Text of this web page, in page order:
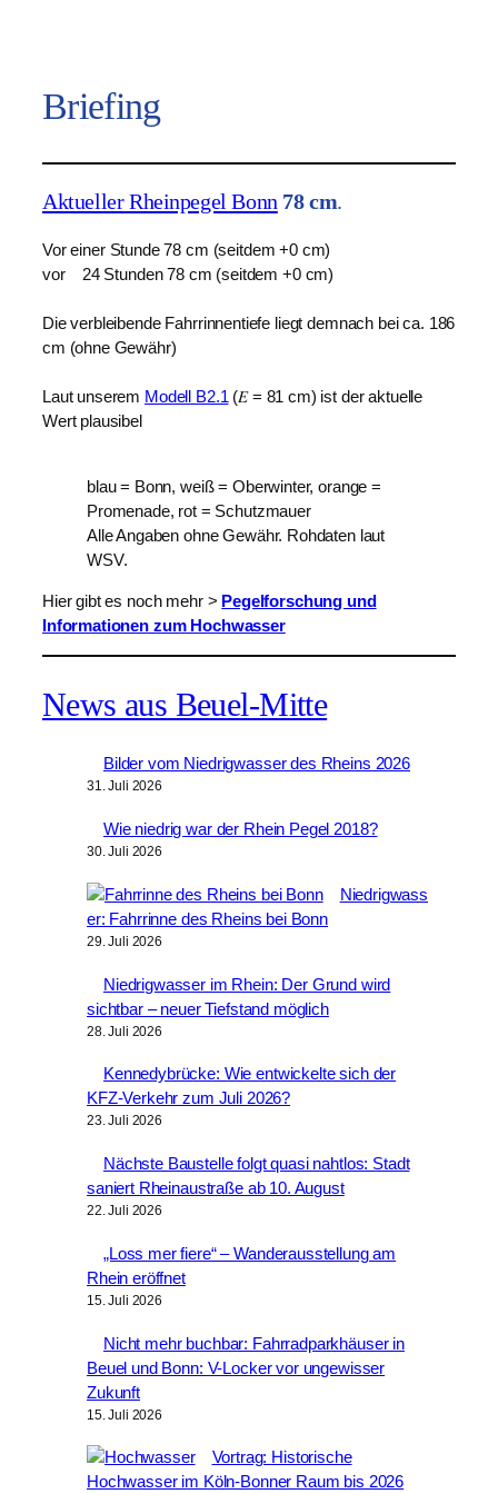
Briefing
Aktueller Rheinpegel Bonn 78cm.
Voreiner Stunde 78 cm (seitdem +0 cm)
vor 24 Stunden 78 cm (seitdem +0 cm)
Die verbleibende Fahrrinnentiefe liegt demnach bei ca. 186
cm (ohne Gewähr)
Laut unserem Modell B2.1 (𝐸 = 81 cm) ist der aktuelle
Wert plausibel
blau = Bonn, weiß = Oberwinter, orange =
Promenade, rot = Schutzmauer
Alle Angaben ohne Gewähr. Rohdaten laut
WSV.
Hier gibt es noch mehr > Pegelforschung und
Informationen zum Hochwasser
News aus Beuel-Mitte
Bilder vom Niedrigwasser des Rheins 2026
31. Juli 2026
Wie niedrig war der Rhein Pegel 2018?
30. Juli 2026
Niedrigwass
er: Fahrrinne des Rheins bei Bonn
29. Juli 2026
Niedrigwasser im Rhein: Der Grund wird
sichtbar – neuer Tiefstand möglich
28. Juli 2026
Kennedybrücke: Wie entwickelte sich der
KFZ-Verkehr zum Juli 2026?
23. Juli 2026
Nächste Baustelle folgt quasi nahtlos: Stadt
saniert Rheinaustraße ab 10. August
22. Juli 2026
„Loss mer fiere“ – Wanderausstellung am
Rhein eröffnet
15. Juli 2026
Nicht mehr buchbar: Fahrradparkhäuser in
Beuel und Bonn: V-Locker vor ungewisser
Zukunft
15. Juli 2026
Vortrag: Historische
Hochwasser im Köln-Bonner Raum bis 2026